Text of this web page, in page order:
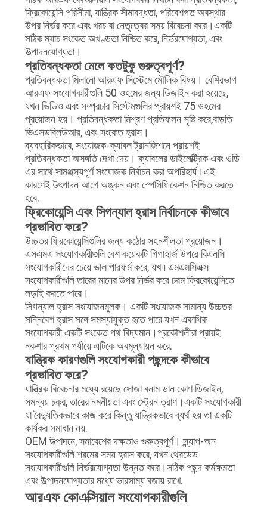
ফ্রিকোয়েন্সি পরিসীমা, যান্ত্রিক সীমাবদ্ধতা, পরিবেশগত অবস্থার
উপর নির্ভর করে এবং খরচ বা নেতৃত্বের সময় বিবেচনা করে।একটি
সঠিক ম্যাচ সংকেত অখণ্ডতা নিশ্চিত করে, নির্ভরযোগ্যতা, এবং
উত্পাদনযোগ্যতা।
প্রতিবন্ধকতা মেলে কতটুকু গুরুত্বপূর্ণ?
প্রতিবন্ধকতা মিলানো আরএফ সিস্টেমে মৌলিক বিষয়। বেশিরভাগ
আরএফ সংযোগকারীগুলি 50 ওহমের জন্য ডিজাইন করা হয়েছে,
যখন ভিডিও এবং সম্প্রচার সিস্টেমগুলির প্রায়শই 75 ওহমের
প্রয়োজন হয়। প্রতিবন্ধকতা মিশ্রণ প্রতিফলন সৃষ্টি করে,বাড়তি
ভিএসডব্লিউআর, এবং সংকেত হ্রাস।
ব্যবহারিকভাবে, সংযোজক-ক্যাবল ট্রানজিশনে প্রায়শই
প্রতিবন্ধকতা অসঙ্গতি দেখা দেয়। ক্যাবলের ডাইলেক্ট্রিক এবং ওডি
এর সাথে সামঞ্জস্যপূর্ণ সংযোজক নির্বাচন করা অপরিহার্য।এই
কারণেই উৎপাদন আগে অঙ্কন এবং স্পেসিফিকেশন নিশ্চিত করতে
হবে.
ফ্রিকোয়েন্সি এবং সিগন্যাল হ্রাস নির্বাচনকে কীভাবে
প্রভাবিত করে?
উচ্চতর ফ্রিকোয়েন্সিগুলির জন্য কঠোর সহনশীলতা প্রয়োজন।
এসএমএ সংযোগকারীগুলি বেশ কয়েকটি গিগাহার্জ উপরে বিএনসি
সংযোগকারীদের চেয়ে ভাল পারফর্ম করে, যখন এমএমসিএক্স
সংযোগকারীগুলি তারের মানের উপর নির্ভর করে চরম ফ্রিকোয়েন্সিতে
লড়াই করতে পারে।
সিগন্যাল হ্রাস সংযোজনমূলক। একটি সংযোজক সামান্য উচ্চতর
সন্নিবেশ হ্রাস সঙ্গে সমস্যাযুক্ত হতে পারে যখন একাধিক
সংযোগকারী একটি সংকেত পথ বিদ্যমান।প্রকৌশলীরা প্রায়ই
নকশার প্রথম পর্যায়ে এটিকে অবমূল্যায়ন করে.
যান্ত্রিক কারণগুলি সংযোগকারী পছন্দকে কীভাবে
প্রভাবিত করে?
যান্ত্রিক বিবেচনার মধ্যে রয়েছে সোজা বনাম ডান কোণ ডিজাইন,
সমন্বয় চক্র, তারের নমনীয়তা এবং স্ট্রেন ত্রাণ।একটি সংযোগকারী
যা বৈদ্যুতিকভাবে কাজ করে কিন্তু যান্ত্রিকভাবে ব্যর্থ হয় তা একটি
কার্যকর সমাধান নয়.
OEM উত্পাদনে, সমাবেশের দক্ষতাও গুরুত্বপূর্ণ। স্ন্যাপ-অন
সংযোগকারীগুলি শ্রমের সময় হ্রাস করে, যখন থ্রেডেড
সংযোগকারীগুলি নির্ভরযোগ্যতা উন্নত করে।সঠিক পছন্দ কর্মক্ষমতা
এবং উত্পাদনযোগ্যতার মধ্যে ভারসাম্য বজায় রাখে.
আরএফ কোএক্সিয়াল সংযোগকারীগুলি